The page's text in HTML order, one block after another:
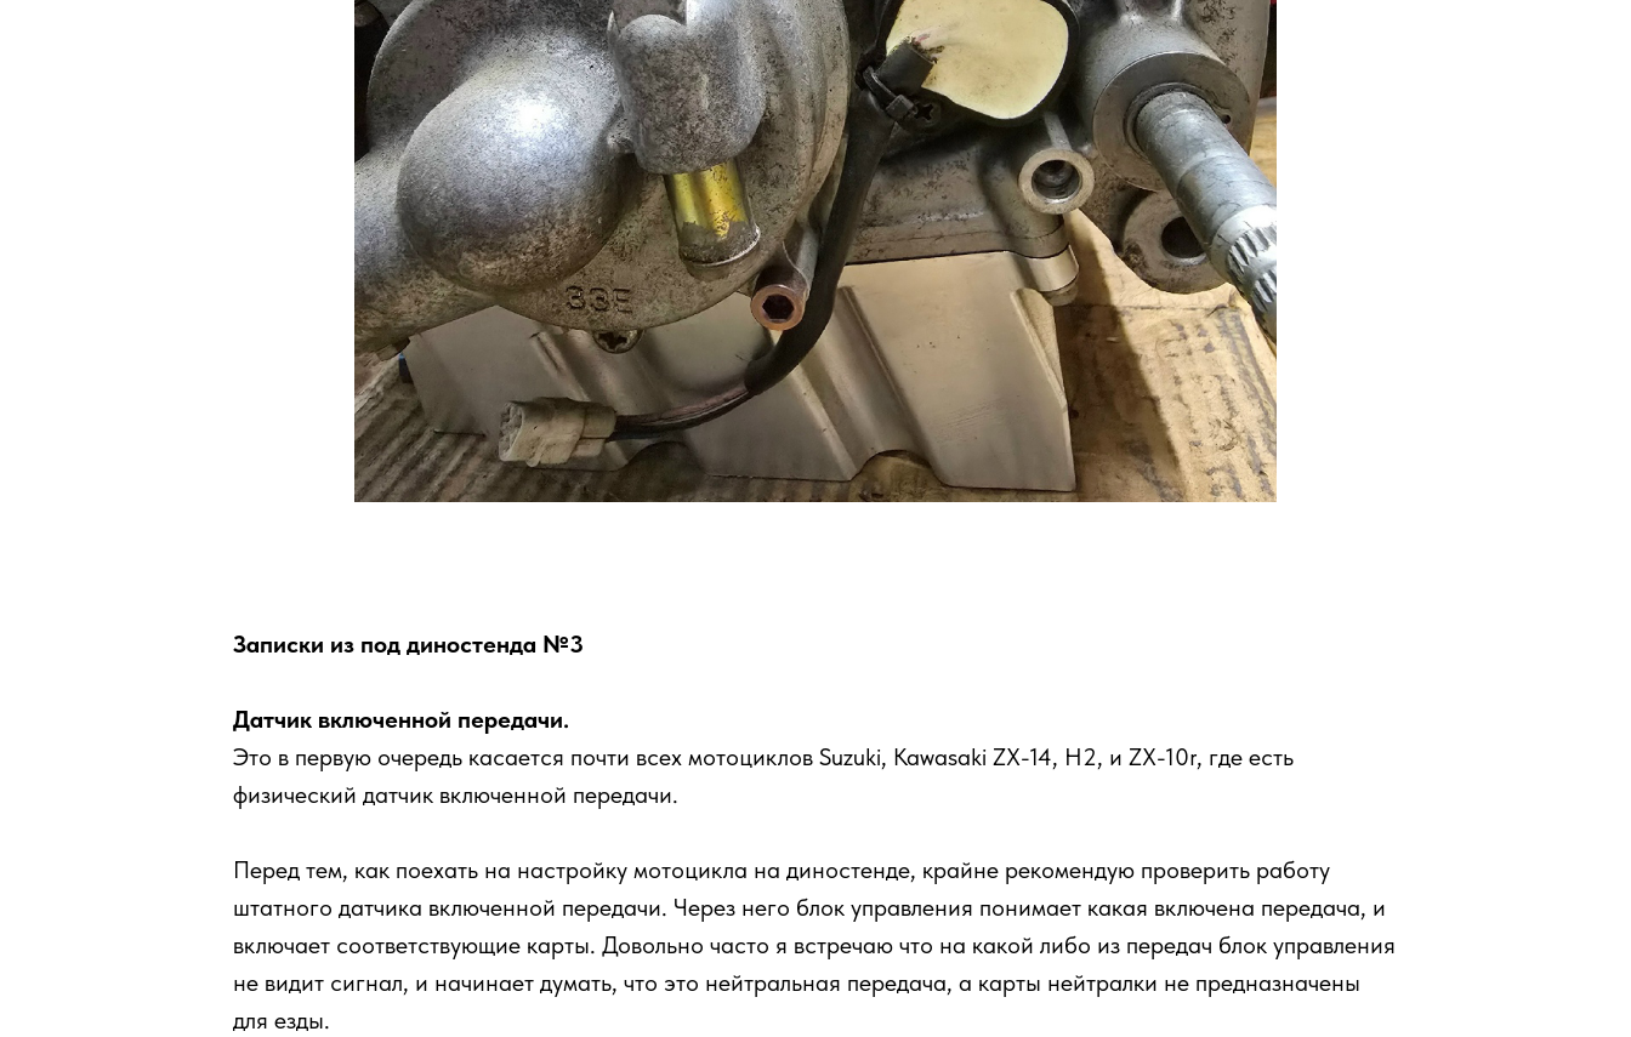
Записки из под диностенда №3
Датчик включенной передачи.
Это в первую очередь касается почти всех мотоциклов Suzuki, Kawasaki ZX-14, H2, и ZX-10r, где есть
физический датчик включенной передачи.
Перед тем, как поехать на настройку мотоцикла на диностенде, крайне рекомендую проверить работу
штатного датчика включенной передачи. Через него блок управления понимает какая включена передача, и
включает соответствующие карты. Довольно часто я встречаю что на какой либо из передач блок управления
не видит сигнал, и начинает думать, что это нейтральная передача, а карты нейтралки не предназначены
для езды.